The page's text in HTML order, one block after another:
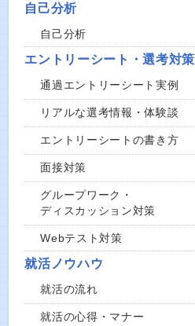
自己分析
自己分析
エントリーシート・選考対策
通過エントリーシート実例
リアルな選考情報・体験談
エントリーシートの書き方
面接対策
グループワーク・
ディスカッション対策
Webテスト対策
就活ノウハウ
就活の流れ
就活の心得・マナー